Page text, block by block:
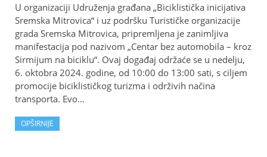
U organizaciji Udruženja građana „Biciklistička inicijativa
Sremska Mitrovica“ i uz podršku Turističke organizacije
grada Sremska Mitrovica, pripremljena je zanimljiva
manifestacija pod nazivom „Centar bez automobila – kroz
Sirmijum na biciklu“. Ovaj događaj održaće se u nedelju,
6. oktobra 2024. godine, od 10:00 do 13:00 sati, s ciljem
promocije biciklističkog turizma i održivih načina
transporta. Evo…
OPŠIRNIJE